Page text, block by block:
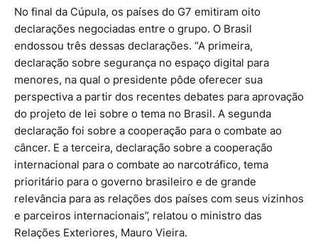
No final da Cúpula, os países do G7 emitiram oito
declarações negociadas entre o grupo. O Brasil
endossou três dessas declarações. “A primeira,
declaração sobre segurança no espaço digital para
menores, na qual o presidente pôde oferecer sua
perspectiva a partir dos recentes debates para aprovação
do projeto de lei sobre o tema no Brasil. A segunda
declaração foi sobre a cooperação para o combate ao
câncer. E a terceira, declaração sobre a cooperação
internacional para o combate ao narcotráfico, tema
prioritário para o governo brasileiro e de grande
relevância para as relações dos países com seus vizinhos
e parceiros internacionais”, relatou o ministro das
Relações Exteriores, Mauro Vieira.